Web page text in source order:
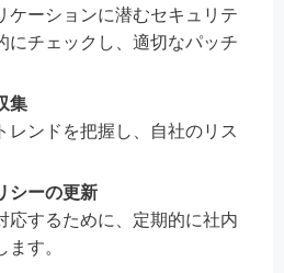
ケーションに潜むセキュリテ
にチェックし、適切なパッチ
集
レンドを把握し、自社のリス
シーの更新
応するために、定期的に社内
す。